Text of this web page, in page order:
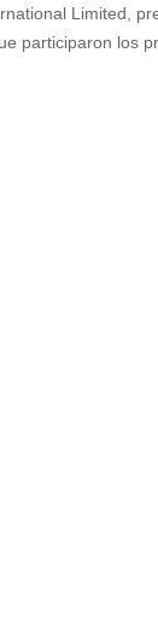
Limited,
participaron los